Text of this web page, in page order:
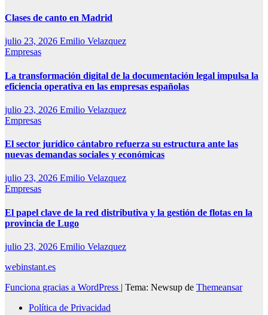
Clases de canto en Madrid
julio 23, 2026 Emilio Velazquez
Empresas
La transformación digital de la documentación legal impulsa la
eficiencia operativa en las empresas españolas
julio 23, 2026 Emilio Velazquez
Empresas
El sector jurídico cántabro refuerza su estructura ante las
nuevas demandas sociales y económicas
julio 23, 2026 Emilio Velazquez
Empresas
El papel clave de la red distributiva y la gestión de flotas en la
provincia de Lugo
julio 23, 2026 Emilio Velazquez
webinstant.es
Funciona gracias a WordPress | Tema: Newsup de Themeansar
Política de Privacidad